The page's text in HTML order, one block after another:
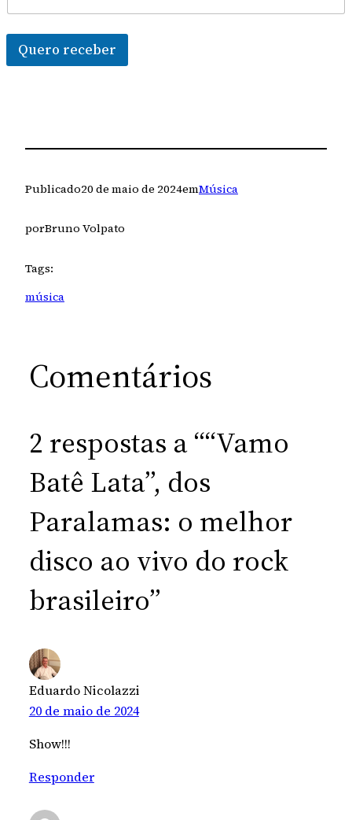
Quero receber
Publicado20 de maio de 2024emMúsica
porBruno Volpato
Tags:
música
Comentários
2 respostas a ““Vamo
Batê Lata”, dos
Paralamas: o melhor
disco ao vivo do rock
brasileiro”
Eduardo Nicolazzi
20 de maio de 2024
Show!!!
Responder